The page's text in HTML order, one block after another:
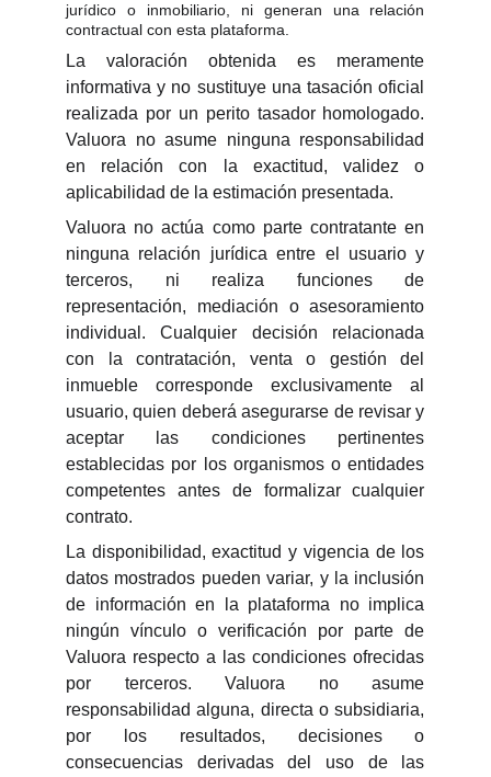
jurídico o inmobiliario, ni generan una relación
contractual con esta plataforma.
La valoración obtenida es meramente
informativa y no sustituye una tasación oficial
realizada por un perito tasador homologado.
Valuora no asume ninguna responsabilidad
en relación con la exactitud, validez o
aplicabilidad de la estimación presentada.
Valuora no actúa como parte contratante en
ninguna relación jurídica entre el usuario y
terceros, ni realiza funciones de
representación, mediación o asesoramiento
individual. Cualquier decisión relacionada
con la contratación, venta o gestión del
inmueble corresponde exclusivamente al
usuario, quien deberá asegurarse de revisar y
aceptar las condiciones pertinentes
establecidas por los organismos o entidades
competentes antes de formalizar cualquier
contrato.
La disponibilidad, exactitud y vigencia de los
datos mostrados pueden variar, y la inclusión
de información en la plataforma no implica
ningún vínculo o verificación por parte de
Valuora respecto a las condiciones ofrecidas
por terceros. Valuora no asume
responsabilidad alguna, directa o subsidiaria,
por los resultados, decisiones o
consecuencias derivadas del uso de las